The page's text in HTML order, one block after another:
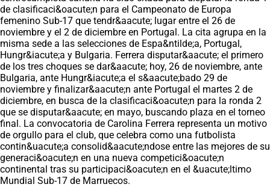
de clasificaci&oacute;n para el Campeonato de Europa
femenino Sub-17 que tendr&aacute; lugar entre el 26 de
noviembre y el 2 de diciembre en Portugal. La cita agrupa en la
misma sede a las selecciones de Espa&ntilde;a, Portugal,
Hungr&iacute;a y Bulgaria. Ferrera disputar&aacute; el primero
de los tres choques se dar&aacute; hoy, 26 de noviembre, ante
Bulgaria, ante Hungr&iacute;a el s&aacute;bado 29 de
noviembre y finalizar&aacute;n ante Portugal el martes 2 de
diciembre, en busca de la clasificaci&oacute;n para la ronda 2
que se disputar&aacute; en mayo, buscando plaza en el torneo
final. La convocatoria de Carolina Ferrera representa un motivo
de orgullo para el club, que celebra como una futbolista
contin&uacute;a consolid&aacute;ndose entre las mejores de su
generaci&oacute;n en una nueva competici&oacute;n
continental tras su participaci&oacute;n en el &uacute;ltimo
Mundial Sub-17 de Marruecos.